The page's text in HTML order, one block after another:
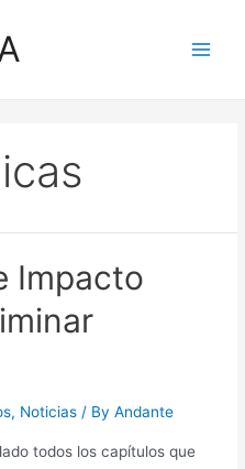
Impacto
, Noticias / ByAndante
todos los capítulos que